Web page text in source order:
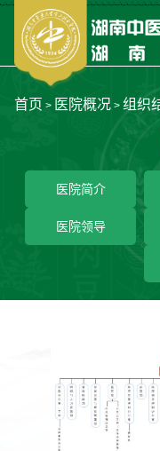
首页 > 医院概况> 组织
医院简介
医院领导